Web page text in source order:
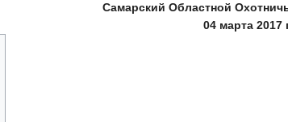
Самарский Областной
04 марта 2017